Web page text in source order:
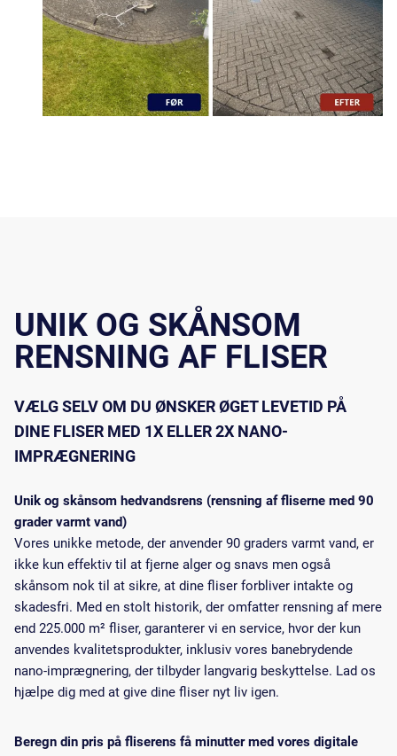
UNIK OG SKÅNSOM
RENSNING AF FLISER
VÆLG SELV OM DU ØNSKER ØGET LEVETID PÅ
DINE FLISER MED 1X ELLER 2X NANO-
IMPRÆGNERING
Unik og skånsom hedvandsrens (rensning af fliserne med 90
grader varmt vand)
Vores unikke metode, der anvender 90 graders varmt vand, er
ikke kun effektiv til at fjerne alger og snavs men også
skånsom nok til at sikre, at dine fliser forbliver intakte og
skadesfri. Med en stolt historik, der omfatter rensning af mere
end 225.000 m² fliser, garanterer vi en service, hvor der kun
anvendes kvalitetsprodukter, inklusiv vores banebrydende
nano-imprægnering, der tilbyder langvarig beskyttelse. Lad os
hjælpe dig med at give dine fliser nyt liv igen.
Beregn din pris på fliserens få minutter med vores digitale